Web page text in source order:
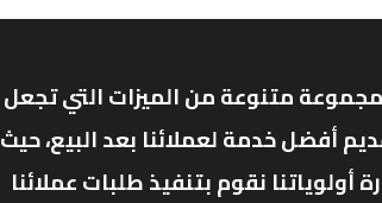
مجموعة متنوعة من الميزات التي تجعل
أفضل خدمة لعملائنا بعد البيع، حيث
نقوم بتنفيذ طلبات عملائنا